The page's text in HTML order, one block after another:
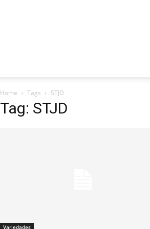
Home Tags STJD
Tag: STJD
Variedades